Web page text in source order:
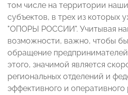
том числе на территории
субъектов, в трех из которых
"ОПОРЫ РОССИИ". Учитывая
возможности, важно, чтобы
обращение
этого, значимой является
региональных отделений и
эффективного и